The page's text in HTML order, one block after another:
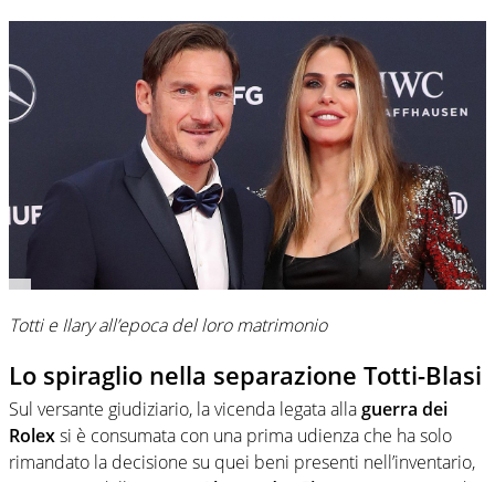
Totti e Ilary all’epoca del loro matrimonio
Lo spiraglio nella separazione Totti-Blasi
Sul versante giudiziario, la vicenda legata allaguerra dei
Rolexsi è consumata con una prima udienza che ha solo
rimandato la decisione su quei beni presenti nell’inventario,